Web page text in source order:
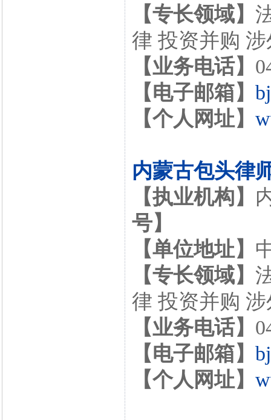
【专长领域】
律 投资并购
【业务电话】
【电子邮箱】
【个人网址】
内蒙古包头律
【执业机构】
号】
【单位地址】
【专长领域】
律 投资并购
【业务电话】
【电子邮箱】
【个人网址】